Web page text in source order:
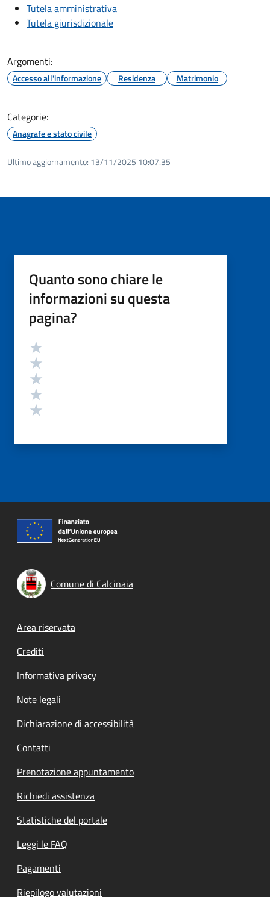
Tutela amministrativa
Tutela giurisdizionale
Argomenti:
Accesso all'informazione Residenza Matrimonio
Categorie:
Anagrafe e stato civile
Ultimo aggiornamento: 13/11/2025 10:07.35
Quanto sono chiare le
informazioni su questa
pagina?
Valutazione
Comune di Calcinaia
Footer menu
Area riservata
Crediti
Informativa privacy
Note legali
Dichiarazione di accessibilità
Contatti
Prenotazione appuntamento
Richiedi assistenza
Statistiche del portale
Leggi le FAQ
Pagamenti
Riepilogo valutazioni